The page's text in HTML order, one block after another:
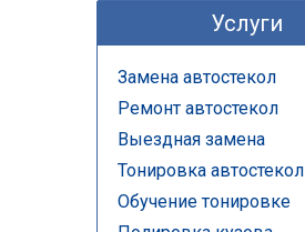
Услуги
Замена автостекол
Ремонт автостекол
Выездная замена
Тонировка автостекол
Обучение тонировке